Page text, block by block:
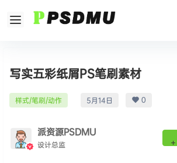
写实五彩纸屑PS笔刷素材
样式/笔刷/动作 5月14日 0
派资源PSDMU
设计总监